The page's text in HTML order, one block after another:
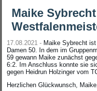
Maike
17.08.2021 - Maike Sybrecht
Damen 50. In dem im
59 gewann Maike zunächst
6:2. Im Anschluss konnte sie
gegen Heidrun Holzinger vom
Herzlichen Glückwunsch,